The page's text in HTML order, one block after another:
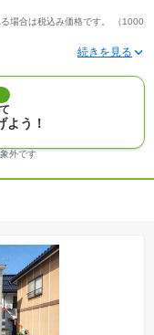
場合は税込み価格です。 （1000
ている家具や車などは、特にコ
情報です。
少異なることがあります。
の場合、今回販売の物件と異な
。
い項目もあります。
。
土地購入者の設計プランの参考
、そのプラン例は特定の建築請
様のものが同価格で建てられる
せん。
契約が、一定期間内に成立する
契約成立に向けて設計プランを
よう！
外です